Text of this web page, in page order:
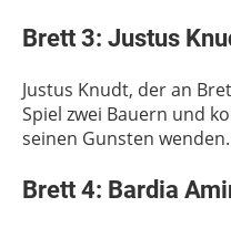
Brett 3: Justus
Justus Knudt, der an
Spiel zwei Bauern und
seinen Gunsten wenden.
Brett 4: Bardia